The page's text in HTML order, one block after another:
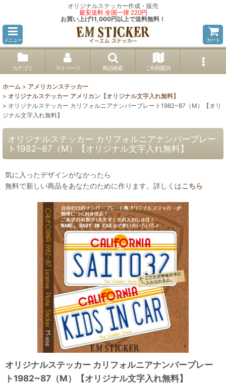
オリジナルステッカー作成・販売
最安送料 全国一律 220円
お買い上げ11,000円以上で送料無料！
メニュー カート
カテゴリ マイページ 商品検索 ご利用案内
ホーム > アメリカンステッカー
> オリジナルステッカー アメリカン【オリジナル文字入れ無料】
> オリジナルステッカー カリフォルニアナンバープレート1982~87（M）【オリ
ジナル文字入れ無料】
オリジナルステッカー カリフォルニアナンバープレー
ト1982~87（M）【オリジナル文字入れ無料】
気に入ったデザインがなかったら
無料で新しい商品をあなたのために作ります。詳しくはこちら
オリジナルステッカー カリフォルニアナンバープレー
ト1982~87（M）【オリジナル文字入れ無料】